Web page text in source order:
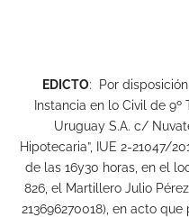
EDICTO: Por
Instancia en lo Civil de 9º
Uruguay S.A. c/
Hipotecaria”, IUE 2-21047/
de las 16y30 horas, en el
826, el Martillero Julio
213696270018), en acto